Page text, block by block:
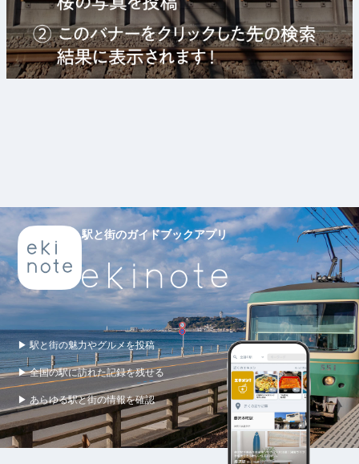
駅と街のガイドブックアプリ
▶ 駅と街の魅力やグルメを投稿
▶ 全国の駅に訪れた記録を残せる
▶ あらゆる駅と街の情報を確認